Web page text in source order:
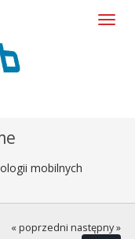
mobilnych
« poprzedni następny »